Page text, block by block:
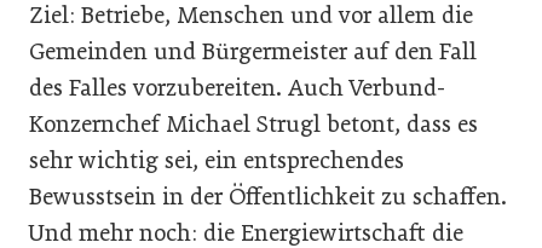
Ziel: Betriebe, Menschen und vor allem die
Gemeinden und Bürgermeister auf den Fall
des Falles vorzubereiten. Auch Verbund-
Konzernchef Michael Strugl betont, dass es
sehr wichtig sei, ein entsprechendes
Bewusstsein in der Öffentlichkeit zu schaffen.
Und mehr noch: die Energiewirtschaft die